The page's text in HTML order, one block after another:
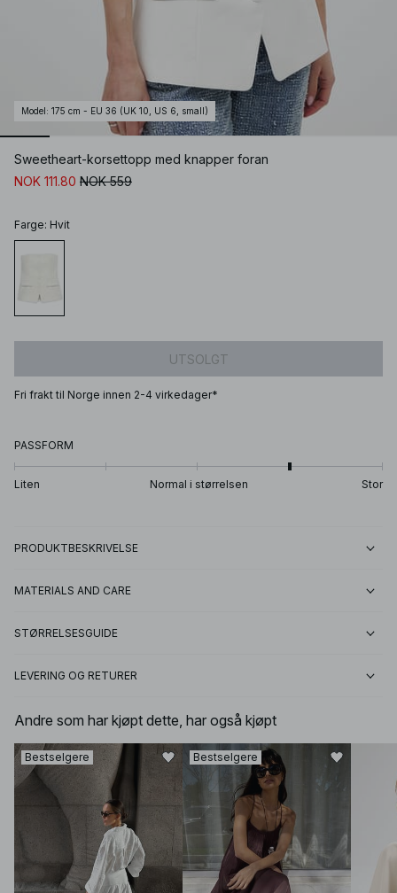
Model : 175 cm - EU 36 (UK 10, US 6, small)
Sweetheart-korsettopp med knapper foran
NOK 111.80 NOK 559
Farge: Hvit
UTSOLGT
Fri frakt til Norge innen 2-4 virkedager*
PASSFORM
Liten Normal i størrelsen Stor
PRODUKTBESKRIVELSE
MATERIALS AND CARE
STØRRELSESGUIDE
LEVERING OG RETURER
Andre som har kjøpt dette, har også kjøpt
Bestselgere Bestselgere